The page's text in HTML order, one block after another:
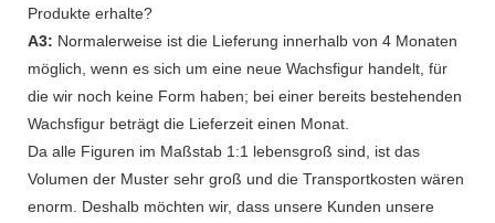
Produkte erhalte?
A3: Normalerweise ist die Lieferung innerhalb von 4 Monaten
möglich, wenn es sich um eine neue Wachsfigur handelt, für
die wir noch keine Form haben; bei einer bereits bestehenden
Wachsfigur beträgt die Lieferzeit einen Monat.
Da alle Figuren im Maßstab 1:1 lebensgroß sind, ist das
Volumen der Muster sehr groß und die Transportkosten wären
enorm. Deshalb möchten wir, dass unsere Kunden unsere